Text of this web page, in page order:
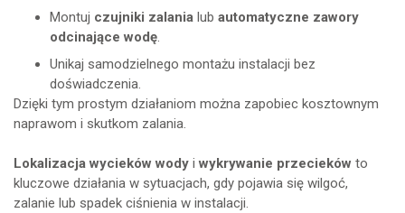
Montuj czujniki zalania lub automatyczne zawory
odcinające wodę.
Unikaj samodzielnego montażu instalacji bez
doświadczenia.
Dzięki tym prostym działaniom można zapobiec kosztownym
naprawom i skutkom zalania.
Lokalizacja wycieków wody iwykrywanie przecieków to
kluczowe działania w sytuacjach, gdy pojawia się wilgoć,
zalanie lub spadek ciśnienia w instalacji.